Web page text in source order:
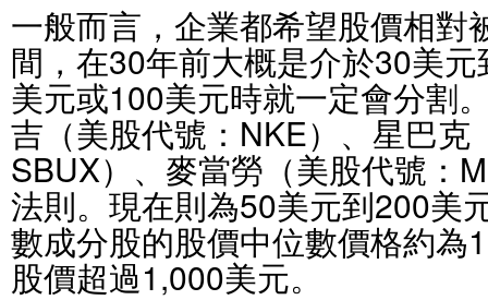
一般而言，企業都希望股價相對
間，在30年前大概是介於30美
美元或100美元時就一定會分割
吉（美股代號：NKE）、星巴克
SBUX）、麥當勞（美股代號：
法則。現在則為50美元到200美
數成分股的股價中位數價格約為
股價超過1,000美元。